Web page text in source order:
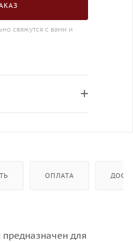
свяжутся с вами и
ОПЛАТА
для